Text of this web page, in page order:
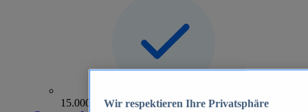
15.000+ MarkenWir respektieren Ihre Privatsphäre